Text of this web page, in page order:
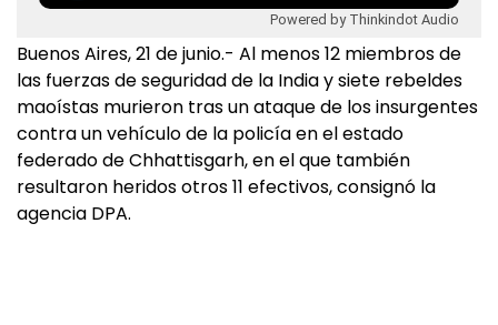
Powered by Thinkindot Audio
Buenos Aires, 21 de junio.- Al menos 12 miembros de
las fuerzas de seguridad de la India y siete rebeldes
maoístas murieron tras un ataque de los insurgentes
contra un vehículo de la policía en el estado
federado de Chhattisgarh, en el que también
resultaron heridos otros 11 efectivos, consignó la
agencia DPA.